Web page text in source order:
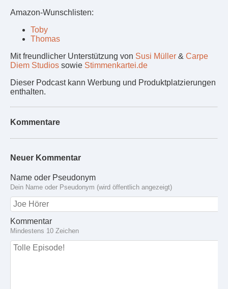
Amazon-Wunschlisten:
Toby
Thomas
Mit freundlicher Unterstützung von Susi Müller & Carpe
Diem Studios sowie Stimmenkartei.de
Dieser Podcast kann Werbung und Produktplatzierungen
enthalten.
Kommentare
Neuer Kommentar
Name oder Pseudonym
Dein Name oder Pseudonym (wird öffentlich angezeigt)
Kommentar
Mindestens 10 Zeichen